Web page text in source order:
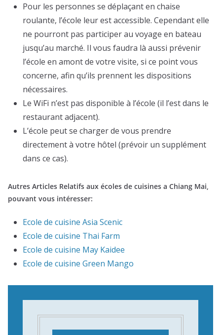
Pour les personnes se déplaçant en chaise
roulante, l’école leur est accessible. Cependant elle
ne pourront pas participer au voyage en bateau
jusqu’au marché. Il vous faudra là aussi prévenir
l’école en amont de votre visite, si ce point vous
concerne, afin qu’ils prennent les dispositions
nécessaires.
Le WiFi n’est pas disponible à l’école (il l’est dans le
restaurant adjacent).
L’école peut se charger de vous prendre
directement à votre hôtel (prévoir un supplément
dans ce cas).
Autres Articles Relatifs aux écoles de cuisines a Chiang Mai,
pouvant vous intéresser:
Ecole de cuisine Asia Scenic
Ecole de cuisine Thai Farm
Ecole de cuisine May Kaidee
Ecole de cuisine Green Mango